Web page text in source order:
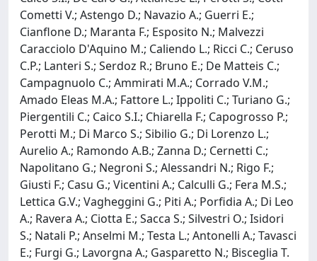
Cometti V.; Astengo D.; Navazio A.; Guerri E.;
Cianflone D.; Maranta F.; Esposito N.; Malvezzi
Caracciolo D'Aquino M.; Caliendo L.; Ricci C.; Ceruso
C.P.; Lanteri S.; Serdoz R.; Bruno E.; De Matteis C.;
Campagnuolo C.; Ammirati M.A.; Corrado V.M.;
Amado Eleas M.A.; Fattore L.; Ippoliti C.; Turiano G.;
Piergentili C.; Caico S.I.; Chiarella F.; Capogrosso P.;
Perotti M.; Di Marco S.; Sibilio G.; Di Lorenzo L.;
Aurelio A.; Ramondo A.B.; Zanna D.; Cernetti C.;
Napolitano G.; Negroni S.; Alessandri N.; Rigo F.;
Giusti F.; Casu G.; Vicentini A.; Calculli G.; Fera M.S.;
Lettica G.V.; Vagheggini G.; Piti A.; Porfidia A.; Di Leo
A.; Ravera A.; Ciotta E.; Sacca S.; Silvestri O.; Isidori
S.; Natali P.; Anselmi M.; Testa L.; Antonelli A.; Tavasci
E.; Furgi G.; Lavorgna A.; Gasparetto N.; Bisceglia T.